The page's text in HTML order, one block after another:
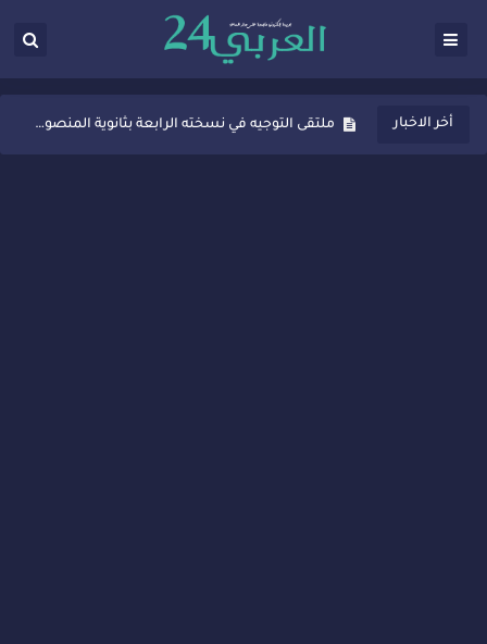
أخر الاخبار
ثانوية المنصور الذهبي بسيدي قاسم تُعزّز ثقافة التوجيه المدرسي بمبادرة نوعية تجمع بين التفاعل والتكريم
ملتقى التوجيه في نسخته الرابعة بثانوية المنصور الذهبي بسيدي قاسم